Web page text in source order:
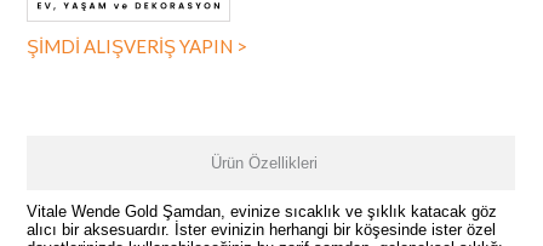
ŞİMDİ ALIŞVERİŞ YAPIN >
Ürün Özellikleri
Vitale Wende Gold Şamdan, evinize sıcaklık ve şıklık katacak göz
alıcı bir aksesuardır. İster evinizin herhangi bir köşesinde ister özel